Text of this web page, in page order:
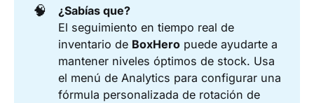
🧠
¿Sabías que?
El seguimiento en tiempo real de
inventario de BoxHeropuede ayudarte a
mantener niveles óptimos de stock. Usa
el menú de Analytics para configurar una
fórmula personalizada de rotación de